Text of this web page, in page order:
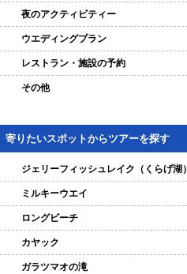
夜のアクティビティー
ウエディングプラン
レストラン・施設の予約
その他
寄りたいスポットからツアーを探す
ジェリーフィッシュレイク（くらげ湖）
ミルキーウエイ
ロングビーチ
カヤック
ガラツマオの滝